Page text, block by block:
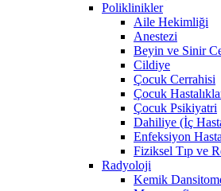
Poliklinikler
Aile Hekimliği
Anestezi
Beyin ve Sinir
Cildiye
Çocuk Cerrahisi
Çocuk
Çocuk Psikiyatri
Dahiliye (İç
Enfeksiyon
Fiziksel Tıp ve
Radyoloji
Kemik